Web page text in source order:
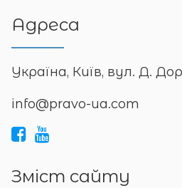
Адреса
Україна, Київ, вул. Д.
info@pravo-ua.com
Зміст сайту